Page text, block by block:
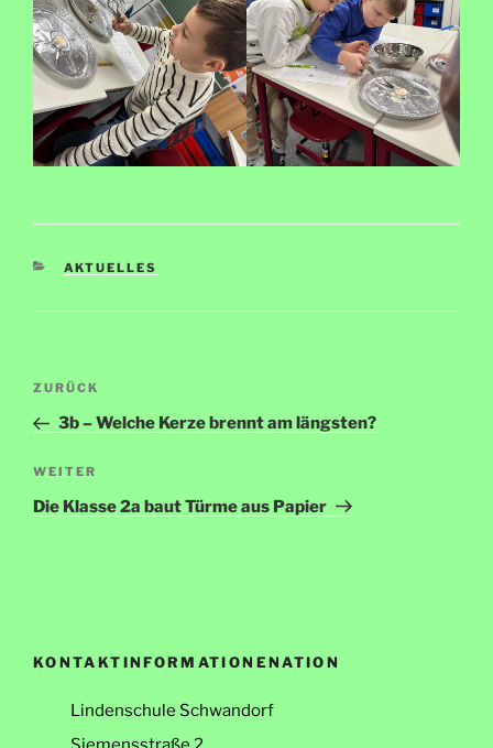
KATEGORIEN
AKTUELLES
Beitragsnavigation
Vorheriger
Beitrag
ZURÜCK
3b – Welche Kerze brennt am längsten?
Nächster
Beitrag
WEITER
Die Klasse 2a baut Türme aus Papier
KONTAKTINFORMATIONENATION
Lindenschule Schwandorf